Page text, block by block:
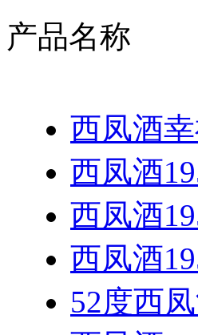
产品名称
西凤酒
西凤酒
西凤酒
西凤酒
52度西